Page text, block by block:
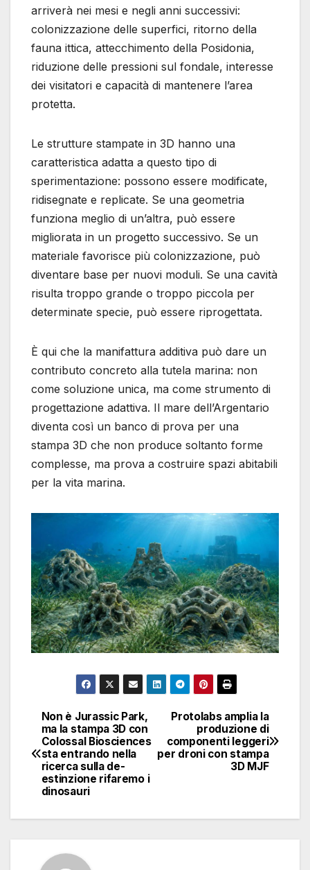
arriverà nei mesi e negli anni successivi:
colonizzazione delle superfici, ritorno della
fauna ittica, attecchimento della Posidonia,
riduzione delle pressioni sul fondale, interesse
dei visitatori e capacità di mantenere l’area
protetta.
Le strutture stampate in 3D hanno una
caratteristica adatta a questo tipo di
sperimentazione: possono essere modificate,
ridisegnate e replicate. Se una geometria
funziona meglio di un’altra, può essere
migliorata in un progetto successivo. Se un
materiale favorisce più colonizzazione, può
diventare base per nuovi moduli. Se una cavità
risulta troppo grande o troppo piccola per
determinate specie, può essere riprogettata.
È qui che la manifattura additiva può dare un
contributo concreto alla tutela marina: non
come soluzione unica, ma come strumento di
progettazione adattiva. Il mare dell’Argentario
diventa così un banco di prova per una
stampa 3D che non produce soltanto forme
complesse, ma prova a costruire spazi abitabili
per la vita marina.
Navigazione
articoli
Protolabs amplia la
produzione di
componenti leggeri
per droni con stampa
3D MJF
Non è Jurassic Park,
ma la stampa 3D con
Colossal Biosciences
sta entrando nella
ricerca sulla de-
estinzione rifaremo i
dinosauri